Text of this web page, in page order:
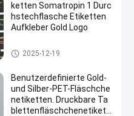
ketten Somatropin 1 Durc
hstechflasche Etiketten
Aufkleber Gold Logo
kundenspezifische Phiolenauf
kleber
2025-12-19
Benutzerdefinierte Gold-
und Silber-PET-Fläschche
netiketten. Druckbare Ta
blettenfläschchenetikett